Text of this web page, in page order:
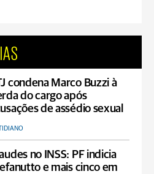
condena Marco Buzzi à
do cargo após
de assédio sexual
no INSS: PF indicia
e mais cinco em